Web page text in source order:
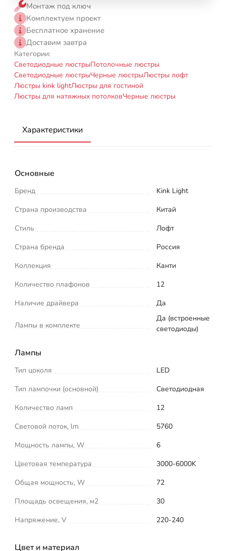
Монтаж под ключ
Комплектуем проект
Бесплатное хранение
Доставим завтра
Категории:
Светодиодные люстрыПотолочные люстры
Светодиодные люстрыЧерные люстрыЛюстры лофт
Люстры kink lightЛюстры для гостиной
Люстры для натяжных потолковЧерные люстры
Характеристики
Основные
Бренд
Kink Light
Страна производства
Китай
Стиль
Лофт
Страна бренда
Россия
Коллекция
Канти
Количество плафонов
12
Наличие драйвера
Да
Лампы в комплекте
Да (встроенные
светодиоды)
Лампы
Тип цоколя
LED
Тип лампочки (основной)
Светодиодная
Количество ламп
12
Световой поток, lm
5760
Мощность лампы, W
6
Цветовая температура
3000-6000K
Общая мощность, W
72
Площадь освещения, м2
30
Напряжение, V
220-240
Цвет и материал